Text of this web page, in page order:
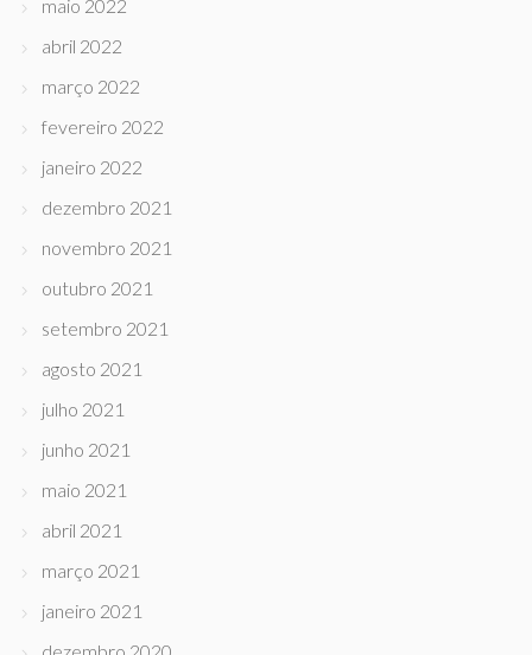
maio 2022
abril 2022
março 2022
fevereiro 2022
janeiro 2022
dezembro 2021
novembro 2021
outubro 2021
setembro 2021
agosto 2021
julho 2021
junho 2021
maio 2021
abril 2021
março 2021
janeiro 2021